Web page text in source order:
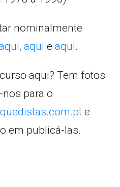
nominalmente
aqui e aqui.
aqui? Tem fotos
para o
e
em publicá-las.